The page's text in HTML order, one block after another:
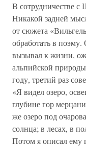
В сотрудничестве с
Никакой задней
от сюжета
обработать в
вызывал к жизни,
альпийской
году, третий раз
«Я видел озеро,
глубине гор
же озеро под
солнца; в лесах, в
Потом я описал ему